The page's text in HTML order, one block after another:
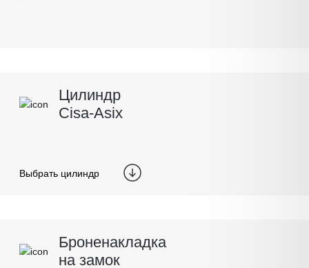
Цилиндр
Cisa-Asix
Выбрать цилиндр
Броненакладка
на замок